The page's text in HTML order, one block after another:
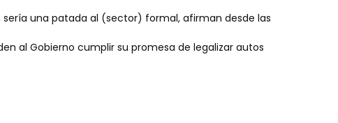
sería una patada al (sector) formal, afirman desde las
al Gobierno cumplir su promesa de legalizar autos